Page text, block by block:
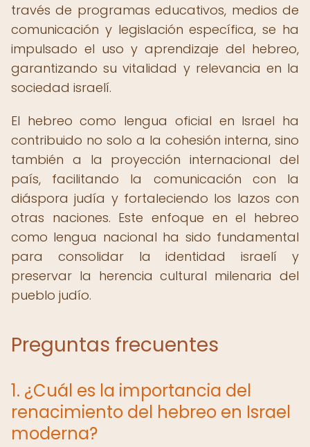
través de programas educativos, medios de
comunicación y legislación específica, se ha
impulsado el uso y aprendizaje del hebreo,
garantizando su vitalidad y relevancia en la
sociedad israelí.
El hebreo como lengua oficial en Israel ha
contribuido no solo a la cohesión interna, sino
también a la proyección internacional del
país, facilitando la comunicación con la
diáspora judía y fortaleciendo los lazos con
otras naciones. Este enfoque en el hebreo
como lengua nacional ha sido fundamental
para consolidar la identidad israelí y
preservar la herencia cultural milenaria del
pueblo judío.
Preguntas frecuentes
1. ¿Cuál es la importancia del
renacimiento del hebreo en Israel
moderna?